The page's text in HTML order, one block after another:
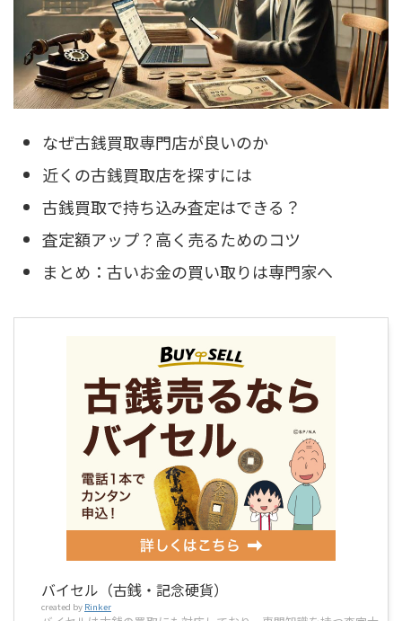
なぜ古銭買取専門店が良いのか
近くの古銭買取店を探すには
古銭買取で持ち込み査定はできる？
査定額アップ？高く売るためのコツ
まとめ：古いお金の買い取りは専門家へ
バイセル（古銭・記念硬貨）
created by Rinker